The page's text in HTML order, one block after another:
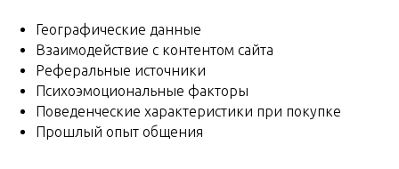
Географические данные
Взаимодействие с контентом сайта
Реферальные источники
Психоэмоциональные факторы
Поведенческие характеристики при покупке
Прошлый опыт общения